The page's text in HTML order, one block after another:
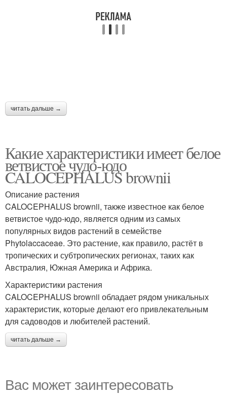
читать дальше →
Какие характеристики имеет белое
ветвистое чудо-юдо
CALOCEPHALUS brownii
Описание растения
CALOCEPHALUS brownii, также известное как белое
ветвистое чудо-юдо, является одним из самых
популярных видов растений в семействе
Phytolaccaceae. Это растение, как правило, растёт в
тропических и субтропических регионах, таких как
Австралия, Южная Америка и Африка.
Характеристики растения
CALOCEPHALUS brownii обладает рядом уникальных
характеристик, которые делают его привлекательным
для садоводов и любителей растений.
читать дальше →
Вас может заинтересовать